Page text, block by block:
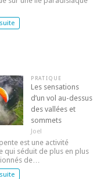
PRATIQUE
Les sensations
d’un vol au-dessus
des vallées et
sommets
Joel
est une activité
qui séduit de plus en plus
de…